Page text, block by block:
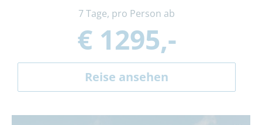
7 Tage, pro Person ab
€ 1295,-
Reise ansehen